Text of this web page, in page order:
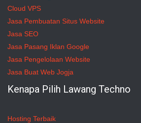
Cloud VPS
Jasa Pembuatan Situs Website
Jasa SEO
Jasa Pasang Iklan Google
Jasa Pengelolaan Website
Jasa Buat Web Jogja
Kenapa Pilih Lawang Techno
Hosting Terbaik